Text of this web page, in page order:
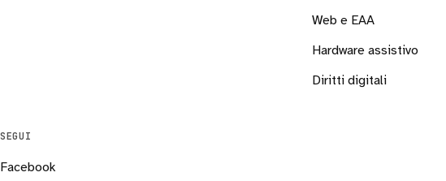
Web e EAA
Hardware assistivo
Diritti digitali
SEGUI
Facebook